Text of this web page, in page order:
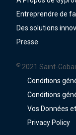
Entreprendre de
Des solutions
Presse
© 2021 Saint-
Conditions
Conditions
Vos Données
Privacy Policy